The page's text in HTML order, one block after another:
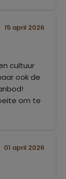
15 april 2026
cultuur
ook de
om te
01 april 2026